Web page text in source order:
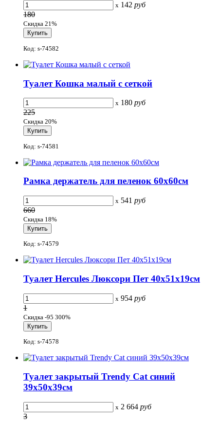
x 142 руб
180
Скидка 21%
Код: s-74582
Туалет Кошка малый с сеткой
x 180 руб
225
Скидка 20%
Код: s-74581
Рамка держатель для пеленок 60x60см
x 541 руб
660
Скидка 18%
Код: s-74579
Туалет Hercules Люксори Пет 40x51x19см
x 954 руб
1
Скидка -95 300%
Код: s-74578
Туалет закрытый Trеndy Cat синий
39x50x39см
x 2 664 руб
3